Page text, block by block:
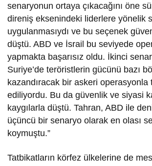
senaryonun ortaya çıkacağını öne
direniş eksenindeki liderlere yönelik
uygulanmasıydı ve bu seçenek
düştü. ABD ve İsrail bu seviyede
yapmakta başarısız oldu. İkinci
Suriye’de teröristlerin gücünü bazı
kazandıracak bir askeri operasyonla
ediliyordu. Bu da güvenlik ve siyasi
kaygılarla düştü. Tahran, ABD ile
üçüncü bir senaryo olarak en olası
koymuştu.”
Tatbikatların körfez ülkelerine de